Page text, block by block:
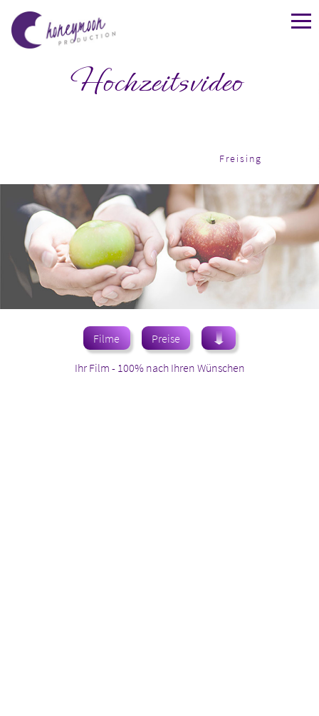
Hochzeitsvideo
Freising
Filme Preise
Ihr Film - 100% nach Ihren Wünschen